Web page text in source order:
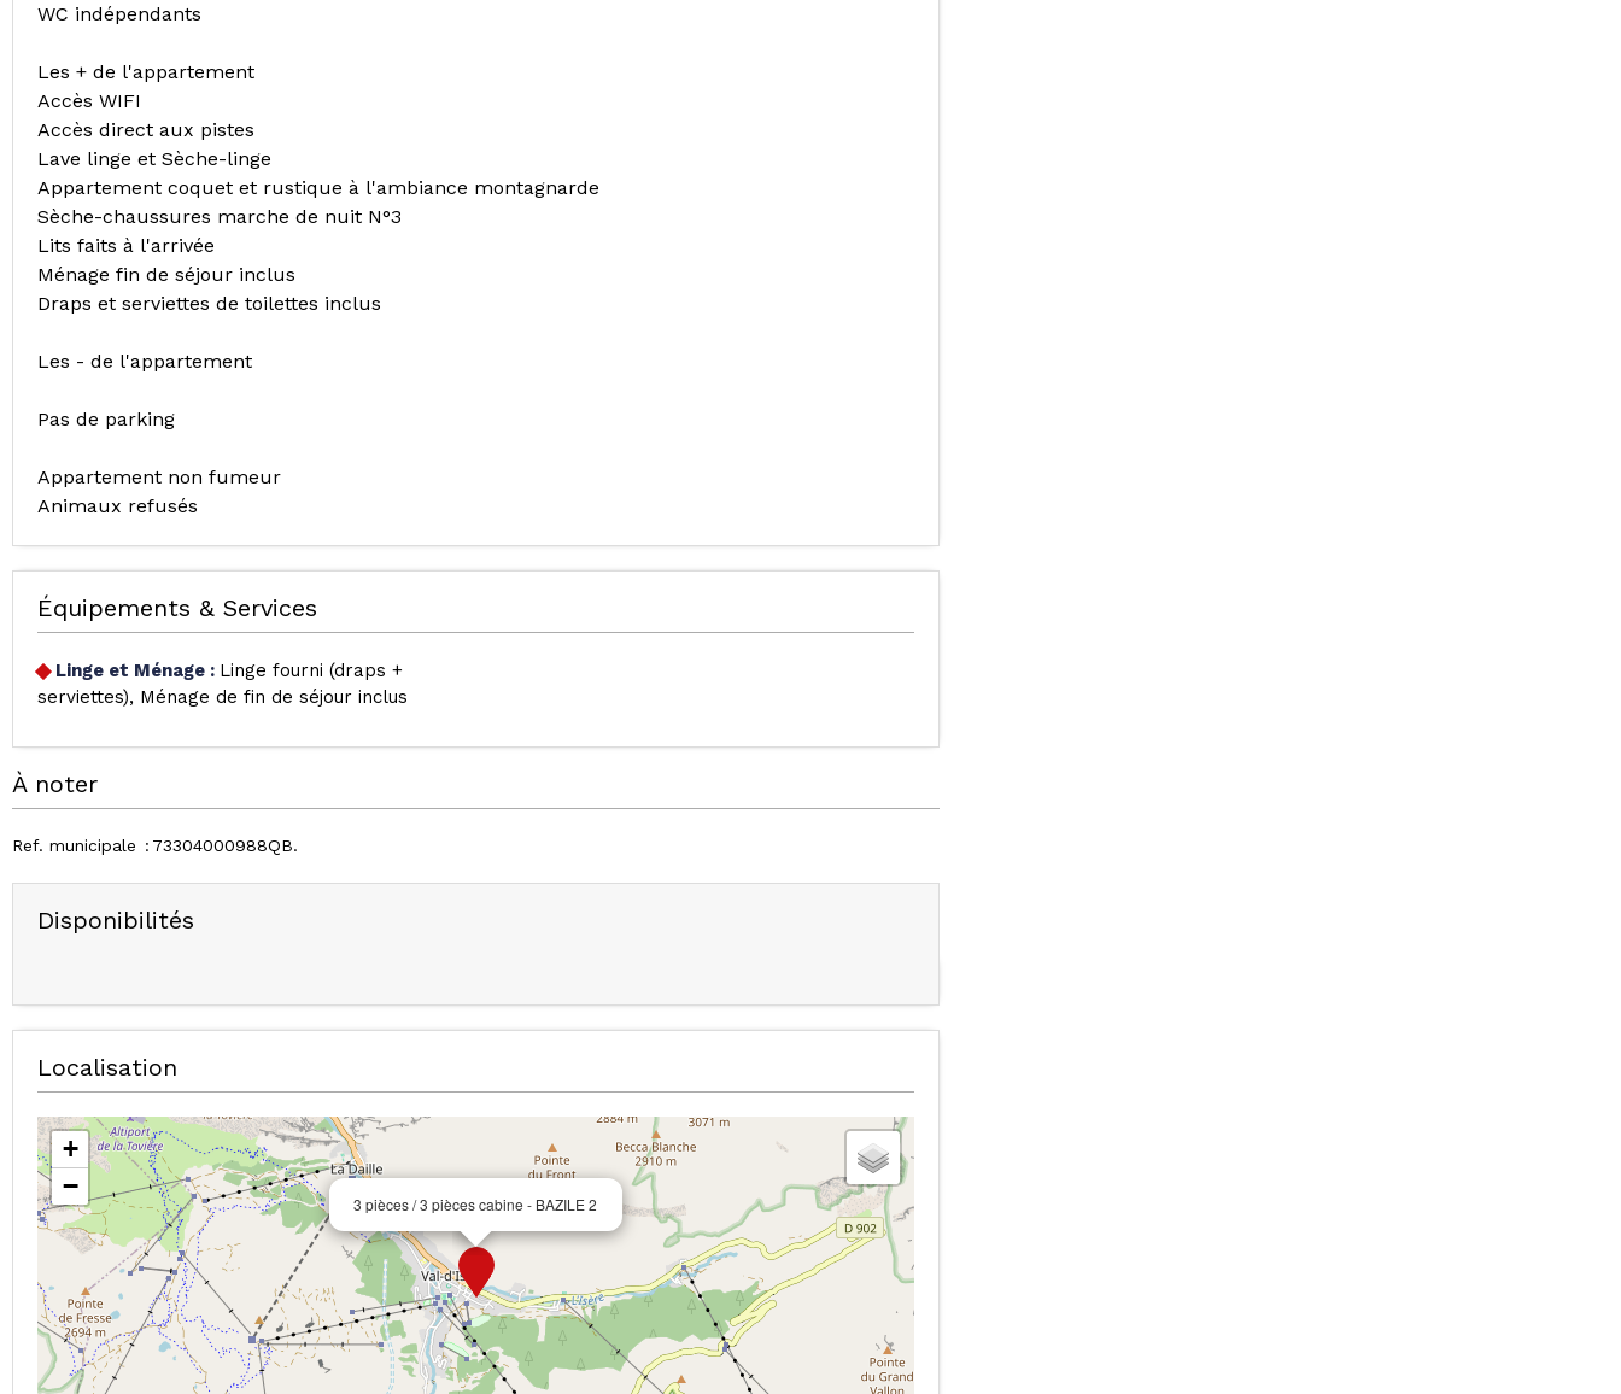
WC indépendants
Les + de l'appartement
Accès WIFI
Accès direct aux pistes
Lave linge et Sèche-linge
Appartement coquet et rustique à l'ambiance montagnarde
Sèche-chaussures marche de nuit N°3
Lits faits à l'arrivée
Ménage fin de séjour inclus
Draps et serviettes de toilettes inclus
Les - de l'appartement
Pas de parking
Appartement non fumeur
Animaux refusés
Équipements & Services
Linge et Ménage : Linge fourni (draps +
serviettes)
Ménage de fin de séjour inclus
À noter
Ref. municipale 73304000988QB
Disponibilités
Localisation
3 pièces / 3 pièces cabine - BAZILE 2
+
−